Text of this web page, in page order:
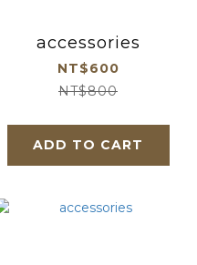
accessories
NT$600
NT$800
ADD TO CART